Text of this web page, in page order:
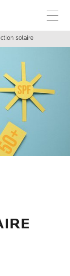
Main
solaire